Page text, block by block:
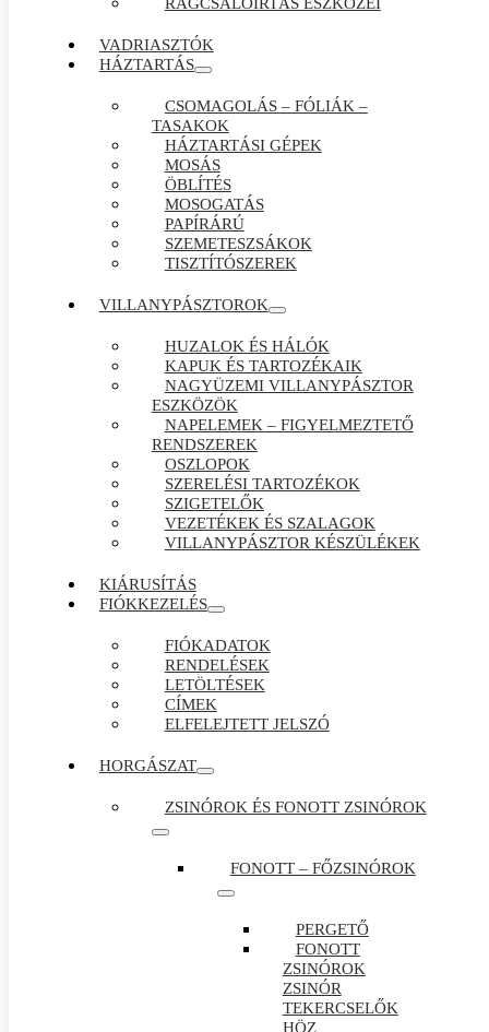
VADRIASZTÓK
HÁZTARTÁS
CSOMAGOLÁS – FÓLIÁK –
TASAKOK
HÁZTARTÁSI GÉPEK
MOSÁS
ÖBLÍTÉS
MOSOGATÁS
PAPÍRÁRÚ
SZEMETESZSÁKOK
TISZTÍTÓSZEREK
VILLANYPÁSZTOROK
HUZALOK ÉS HÁLÓK
KAPUK ÉS TARTOZÉKAIK
NAGYÜZEMI VILLANYPÁSZTOR
ESZKÖZÖK
NAPELEMEK – FIGYELMEZTETŐ
RENDSZEREK
OSZLOPOK
SZERELÉSI TARTOZÉKOK
SZIGETELŐK
VEZETÉKEK ÉS SZALAGOK
VILLANYPÁSZTOR KÉSZÜLÉKEK
KIÁRUSÍTÁS
FIÓKKEZELÉS
FIÓKADATOK
RENDELÉSEK
LETÖLTÉSEK
CÍMEK
ELFELEJTETT JELSZÓ
HORGÁSZAT
ZSINÓROK ÉS FONOTT ZSINÓROK
FONOTT – FŐZSINÓROK
PERGETŐ
FONOTT
ZSINÓROK
ZSINÓR
TEKERCSELŐK
HÖZ